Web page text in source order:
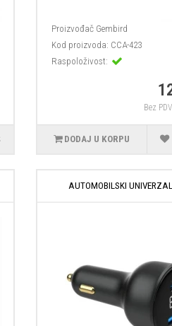
ProizvođačGembird
Kod proizvoda: CCA-423
Raspoloživost:
Bez
DODAJ U KORPU
AUTOMOBILSKI